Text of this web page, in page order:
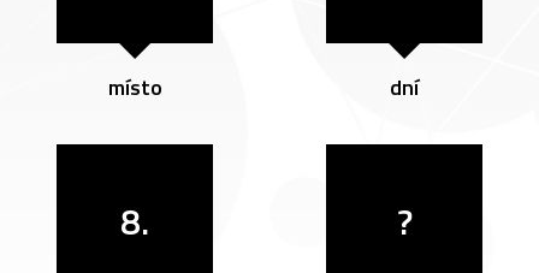
místo dní
8. ?